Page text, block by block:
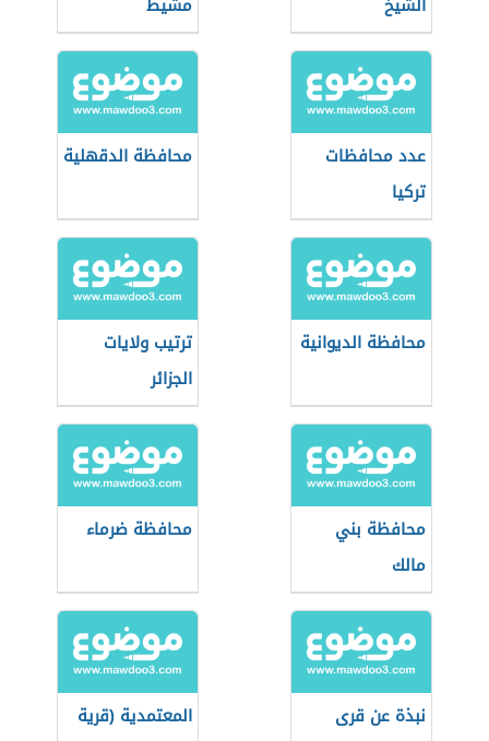
عدد محافظات
تركيا
محافظة الدقهلية
محافظة الديوانية
ترتيب ولايات
الجزائر
محافظة بني
مالك
محافظة ضرماء
نبذة عن قرى
المعتمدية (قرية